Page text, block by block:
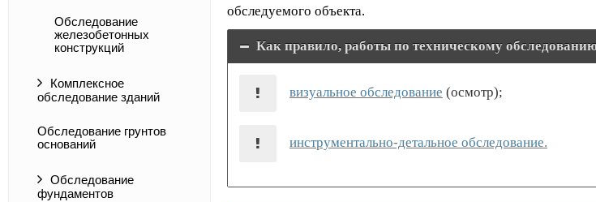
Обследование
железобетонных
конструкций
Комплексное
обследование зданий
Обследование грунтов
оснований
Обследование
фундаментов
обследуемого объекта.
Как правило, работы по техническому обследованию
визуальное обследование (осмотр);
инструментально-детальное обследование.